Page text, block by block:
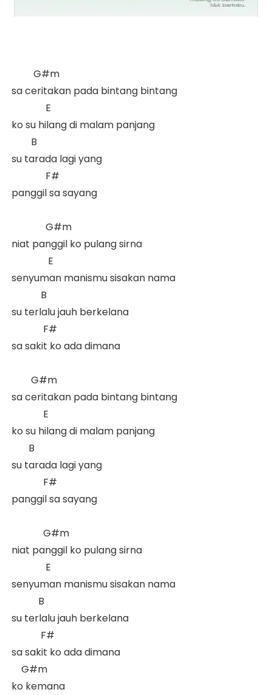
          G#m
sa ceritakan pada bintang bintang
               E
ko su hilang di malam panjang
         B
su tarada lagi yang
               F#
panggil sa sayang
               G#m
niat panggil ko pulang sirna
                E
senyuman manismu sisakan nama
             B
su terlalu jauh berkelana
              F#
sa sakit ko ada dimana
         G#m
sa ceritakan pada bintang bintang
              E
ko su hilang di malam panjang
        B
su tarada lagi yang
              F#
panggil sa sayang
              G#m
niat panggil ko pulang sirna
               E
senyuman manismu sisakan nama
            B
su terlalu jauh berkelana
             F#
sa sakit ko ada dimana
     G#m
ko kemana